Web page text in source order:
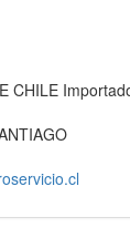
CHILE